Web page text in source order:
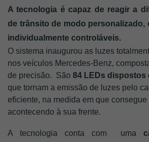
A tecnologia é capaz de reagir a
de trânsito de modo personalizado,
individualmente controláveis.
O sistema inaugurou as luzes
nos veículos Mercedes-Benz,
de precisão.  São 84 LEDs dispostos
que tornam a emissão de luzes pelo
eficiente, na medida em que consegue
acontecendo à sua frente.
A tecnologia conta com  uma